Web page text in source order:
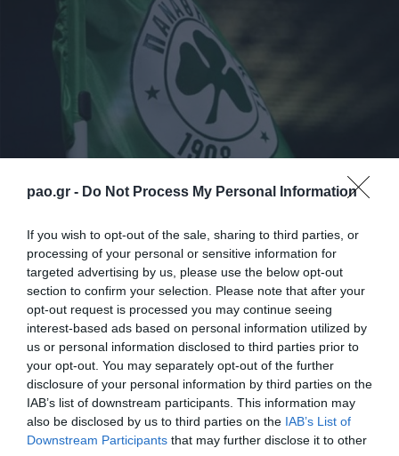
pao.gr - Do Not Process My Personal Information
If you wish to opt-out of the sale, sharing to third parties, or
processing of your personal or sensitive information for
targeted advertising by us, please use the below opt-out
section to confirm your selection. Please note that after your
opt-out request is processed you may continue seeing
interest-based ads based on personal information utilized by
us or personal information disclosed to third parties prior to
your opt-out. You may separately opt-out of the further
disclosure of your personal information by third parties on the
IAB’s list of downstream participants. This information may
also be disclosed by us to third parties on the IAB’s List of
Downstream Participants that may further disclose it to other
αποστολή του χθεσινού αγώνα εναντίον του ΠΑΟΚ,
είχαν σήμερα ρεπό. Οι υπόλοιποι ξεκίνησαν με
ζέσταμα, συνέχισαν με ασκήσεις κυκλοφορίας της
μπάλας και ολοκλήρωσαν το πρόγραμμα κάνοντας
εξάσκηση στα τελειώματα των φάσεων. Ατομικό
πρόγραμμα ακολούθησε ο Στέργος Μαρίνος. Ο
Γιόσου Σαριέγκι ο οποίος συμπλήρωσε 4 κίτρινες
κάρτες, θα εκτίσει την ποινή του την 10η αγωνιστική